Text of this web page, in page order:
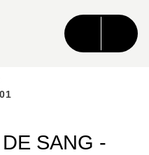
CONTENU
SANG -